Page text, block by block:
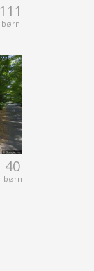
111
børn
40
børn